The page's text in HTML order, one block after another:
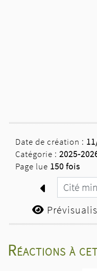
Date de création :
Catégorie : 2025-
Page lue 150 fois
Réactions à